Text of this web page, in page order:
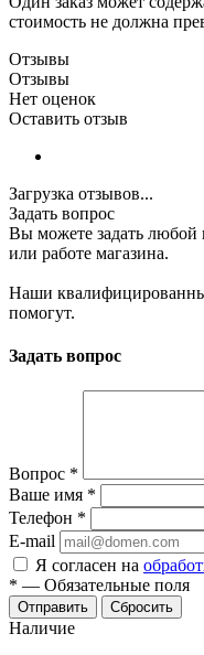
стоимость не должна
Отзывы
Отзывы
Нет оценок
Оставить отзыв
Загрузка отзывов...
Задать вопрос
Вы можете задать любой
или работе магазина.
Наши
помогут.
Задать вопрос
Вопрос *
Ваше имя *
Телефон *
E-mail
Я согласен на
* — Обязательные поля
Отправить Сбросить
Наличие